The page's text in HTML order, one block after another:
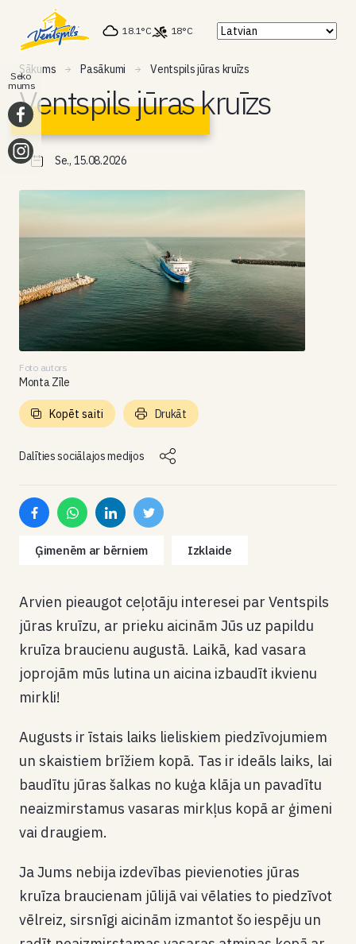
18.1°C 18°C
Sākums Pasākumi Ventspils jūras kruīzs
Ventspils jūras kruīzs
Se., 15.08.2026
Foto autors
Monta Zīle
Dalīties sociālajos medijos
Kopēt saiti Drukāt
Ģimenēm ar bērniem Izklaide
Arvien pieaugot ceļotāju interesei par Ventspils
jūras kruīzu, ar prieku aicinām Jūs uz papildu
kruīza braucienu augustā. Laikā, kad vasara
joprojām mūs lutina un aicina izbaudīt ikvienu
mirkli!
Augusts ir īstais laiks lieliskiem piedzīvojumiem
un skaistiem brīžiem kopā. Tas ir ideāls laiks, lai
baudītu jūras šalkas no kuģa klāja un pavadītu
neaizmirstamus vasaras mirkļus kopā ar ģimeni
vai draugiem.
Ja Jums nebija izdevības pievienoties jūras
kruīza braucienam jūlijā vai vēlaties to piedzīvot
vēlreiz, sirsnīgi aicinām izmantot šo iespēju un
Seko
mums